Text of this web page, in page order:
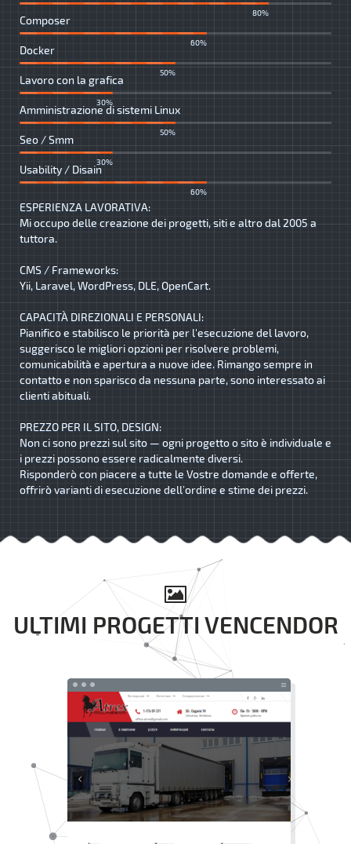
80%
Composer
60%
Docker
50%
Lavoro con la grafica
30%
Amministrazione di sistemi Linux
50%
Seo / Smm
30%
Usability / Disain
60%
ESPERIENZA LAVORATIVA:
Mi occupo delle creazione dei progetti, siti e altro dal 2005 a
tuttora.
CMS / Frameworks:
Yii, Laravel, WordPress, DLE, OpenCart.
CAPACITÀ DIREZIONALI E PERSONALI:
Pianifico e stabilisco le priorità per l'esecuzione del lavoro,
suggerisco le migliori opzioni per risolvere problemi,
comunicabilità e apertura a nuove idee. Rimango sempre in
contatto e non sparisco da nessuna parte, sono interessato ai
clienti abituali.
PREZZO PER IL SITO, DESIGN:
Non ci sono prezzi sul sito — ogni progetto o sito è individuale e
i prezzi possono essere radicalmente diversi.
Risponderò con piacere a tutte le Vostre domande e offerte,
offrirò varianti di esecuzione dell’ordine e stime dei prezzi.
ULTIMI PROGETTI VENCENDOR